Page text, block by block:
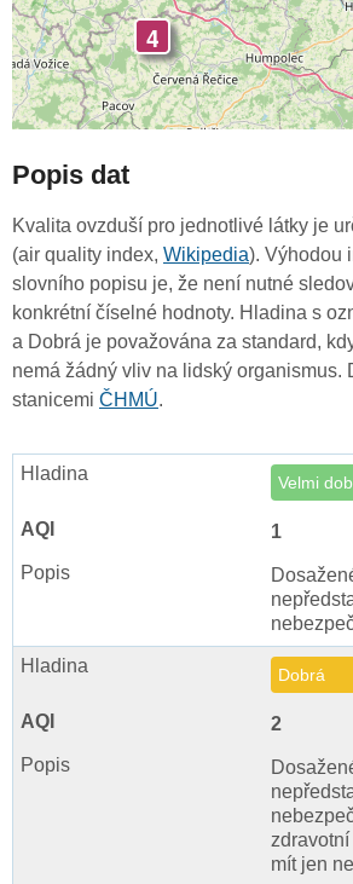
4
Popis dat
Kvalita ovzduší pro jednotlivé látky je
(air quality index, Wikipedia). Výhodou
slovního popisu je, že není nutné
konkrétní číselné hodnoty. Hladina s
a Dobrá je považována za standard,
nemá žádný vliv na lidský organismus.
stanicemi ČHMÚ.
Velmi
1
Dobrá
2
mít jen